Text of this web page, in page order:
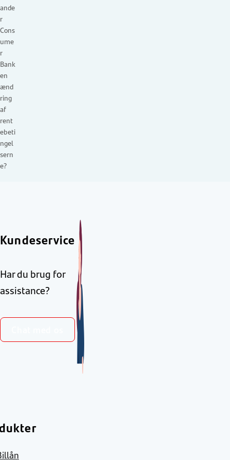
ande
r
Cons
ume
r
Bank
en
ænd
ring
af
rent
ebeti
ngel
sern
e?
Kundeservice
Har du brug for
assistance?